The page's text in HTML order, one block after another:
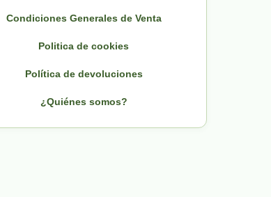
Condiciones Generales de Venta
Politica de cookies
Política de devoluciones
¿Quiénes somos?